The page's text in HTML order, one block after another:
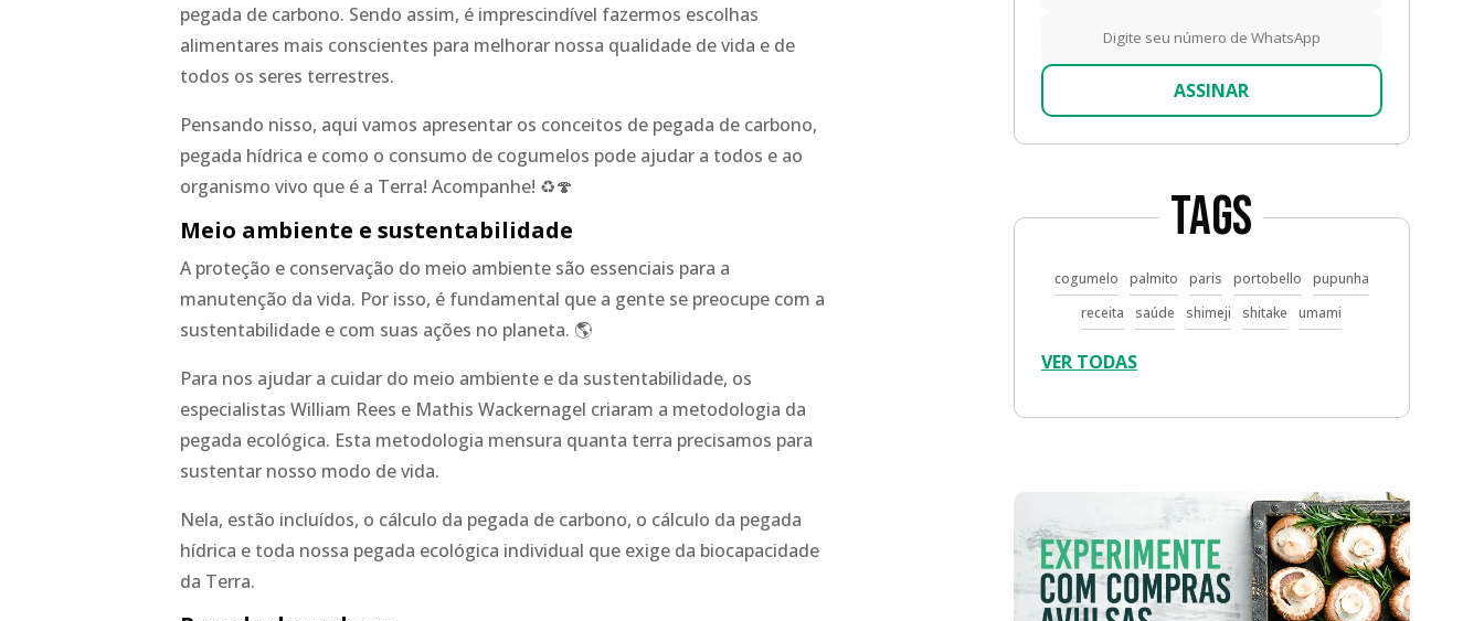
pegada de carbono. Sendo assim, é imprescindível fazermos escolhas
alimentares mais conscientes para melhorar nossa qualidade de vida e de
todos os seres terrestres.
Pensando nisso, aqui vamos apresentar os conceitos de pegada de carbono,
pegada hídrica e como o consumo de cogumelos pode ajudar a todos e ao
organismo vivo que é a Terra! Acompanhe! ♻️🍄
Meio ambiente e sustentabilidade
A proteção e conservação do meio ambiente são essenciais para a
manutenção da vida. Por isso, é fundamental que a gente se preocupe com a
sustentabilidade e com suas ações no planeta. 🌎
Para nos ajudar a cuidar do meio ambiente e da sustentabilidade, os
especialistas William Rees e Mathis Wackernagel criaram a metodologia da
pegada ecológica. Esta metodologia mensura quanta terra precisamos para
sustentar nosso modo de vida.
Nela, estão incluídos, o cálculo da pegada de carbono, o cálculo da pegada
hídrica e toda nossa pegada ecológica individual que exige da biocapacidade
da Terra.
ASSINAR
Tags
cogumelo palmito paris portobello
pupunha
receita
saúde shimeji shitake umami
VER TODAS